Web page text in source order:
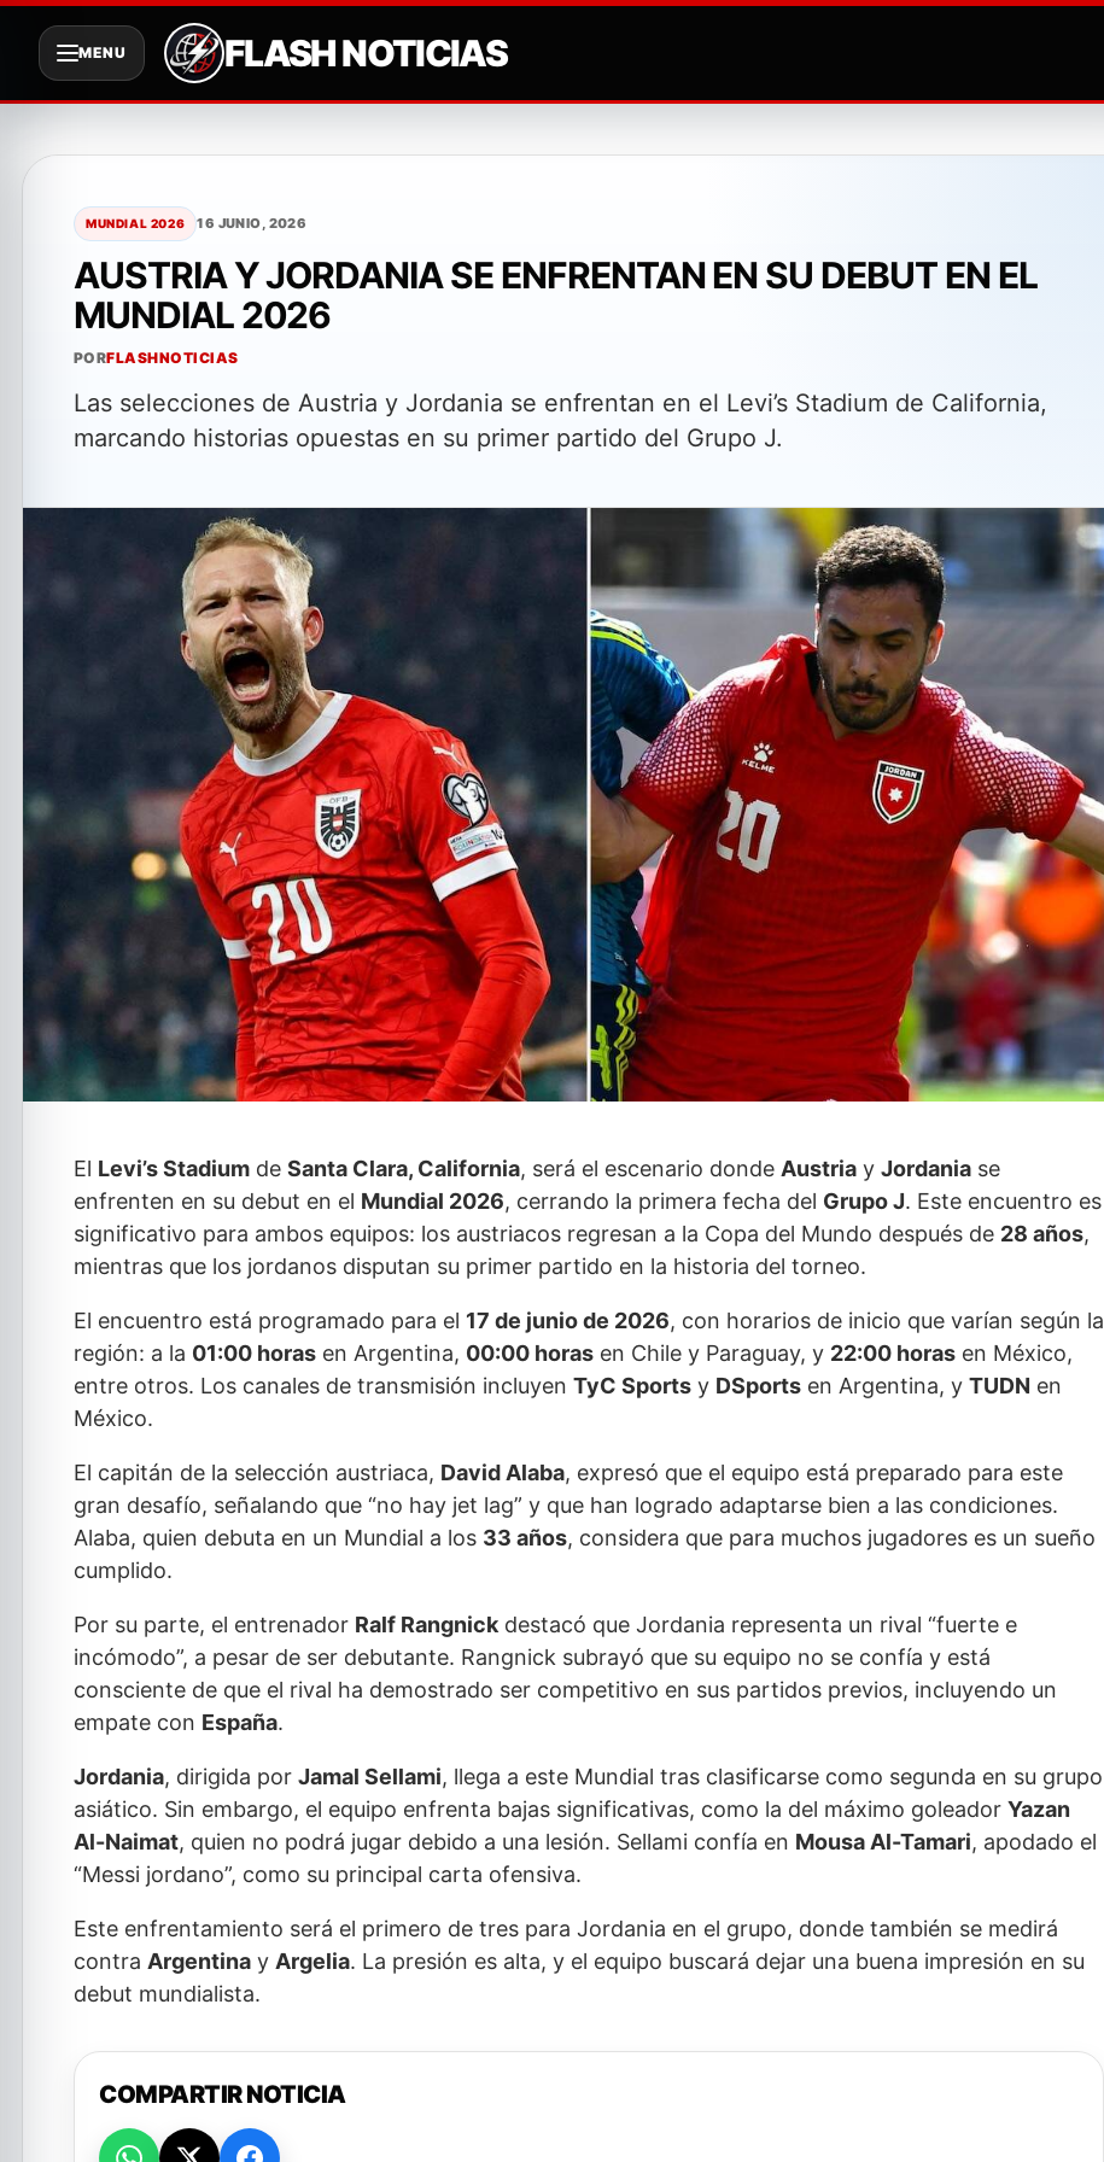
contenido
MENU FLASH NOTICIAS
MUNDIAL 2026 16 JUNIO, 2026
AUSTRIA Y JORDANIA SE ENFRENTAN EN SU DEBUT EN EL
MUNDIAL 2026
PORFLASHNOTICIAS
Las selecciones de Austria y Jordania se enfrentan en el Levi’s Stadium de California,
marcando historias opuestas en su primer partido del Grupo J.
El Levi’s Stadium de Santa Clara, California, será el escenario donde Austria y Jordania se
enfrenten en su debut en el Mundial 2026, cerrando la primera fecha del Grupo J. Este encuentro es
significativo para ambos equipos: los austriacos regresan a la Copa del Mundo después de 28 años,
mientras que los jordanos disputan su primer partido en la historia del torneo.
El encuentro está programado para el 17 de junio de 2026, con horarios de inicio que varían según la
región: a la 01:00 horas en Argentina, 00:00 horas en Chile y Paraguay, y 22:00 horas en México,
entre otros. Los canales de transmisión incluyen TyC Sports y DSports en Argentina, y TUDN en
México.
El capitán de la selección austriaca, David Alaba, expresó que el equipo está preparado para este
gran desafío, señalando que “no hay jet lag” y que han logrado adaptarse bien a las condiciones.
Alaba, quien debuta en un Mundial a los 33 años, considera que para muchos jugadores es un sueño
cumplido.
Por su parte, el entrenador Ralf Rangnickdestacó que Jordania representa un rival “fuerte e
incómodo”, a pesar de ser debutante. Rangnick subrayó que su equipo no se confía y está
consciente de que el rival ha demostrado ser competitivo en sus partidos previos, incluyendo un
empate con España.
Jordania, dirigida por Jamal Sellami, llega a este Mundial tras clasificarse como segunda en su grupo
asiático. Sin embargo, el equipo enfrenta bajas significativas, como la del máximo goleador Yazan
Al-Naimat, quien no podrá jugar debido a una lesión. Sellami confía en Mousa Al-Tamari, apodado el
“Messi jordano”, como su principal carta ofensiva.
Este enfrentamiento será el primero de tres para Jordania en el grupo, donde también se medirá
contra Argentina y Argelia. La presión es alta, y el equipo buscará dejar una buena impresión en su
debut mundialista.
COMPARTIR NOTICIA